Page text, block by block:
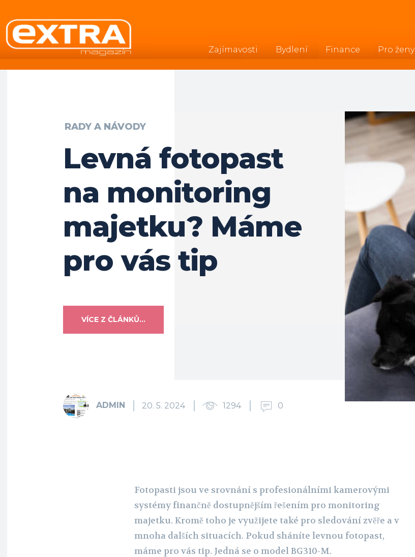
Zajímavosti Bydlení Finance Pro ženy
.
RADY A NÁVODY
Levná fotopast
na monitoring
majetku? Máme
pro vás tip
VÍCE Z ČLÁNKŮ...
ADMIN 20. 5. 2024 1294 0
Fotopasti jsou ve srovnání s profesionálními kamerovými
systémy finančně dostupnějším řešením pro monitoring
majetku. Kromě toho je využijete také pro sledování zvěře a v
mnoha dalších situacích. Pokud sháníte levnou fotopast,
máme pro vás tip. Jedná se o model BG310-M.